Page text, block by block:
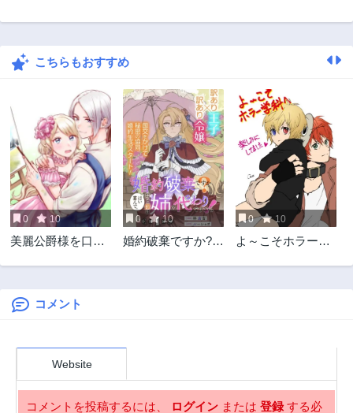
第30.2話 第30.1話
第29.2話
1ヶ月前
第28.1話
2年前
第27話
2年前
第26話
3年前
第25話
3年前
第24話
3年前
第23話
3年前
第22話
3年前
第21話 第20話
第19話
第17話
第15話
3年前
第14話
3年前
こちらもおすすめ
0 10
美麗公爵様を口説
に溺愛されていま
す
0 10
婚約破棄ですか?は
すから!
0 10
よ～こそホラー学
コメント
Website
コメントを投稿するには、 ログイン または 登録する必